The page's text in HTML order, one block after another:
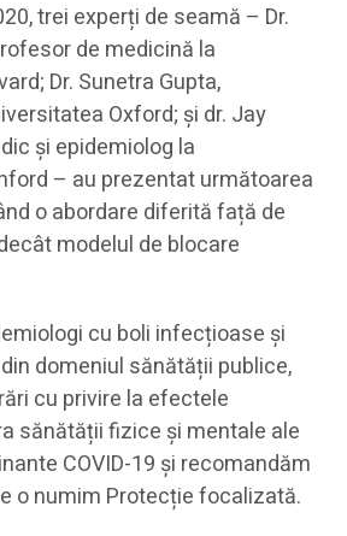
trei experți de seamă – Dr.
de medicină la
Dr. Sunetra Gupta,
Oxford; și dr. Jay
și epidemiolog la
– au prezentat următoarea
o abordare diferită față de
modelul de blocare
cu boli infecțioase și
domeniul sănătății publice,
cu privire la efectele
sănătății fizice și mentale ale
COVID-19 și recomandăm
o numim Protecție focalizată.